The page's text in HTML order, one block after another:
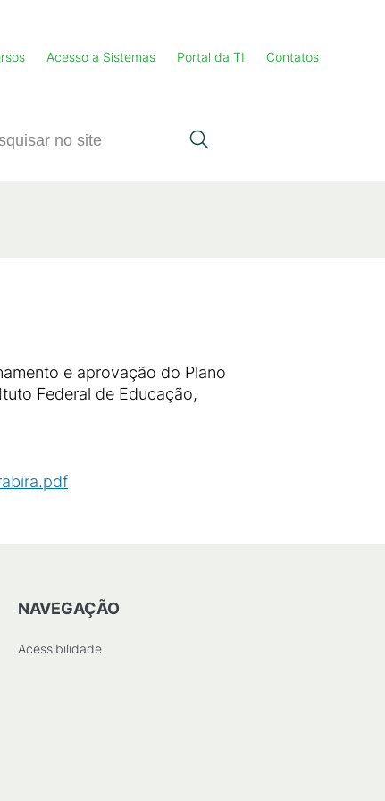
Acesso a Sistemas Portal da TI Contatos
e aprovação do Plano
Federal de Educação,
NAVEGAÇÃO
Acessibilidade